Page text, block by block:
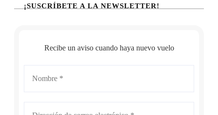
¡SUSCRÍBETE A LA NEWSLETTER!
Recibe un aviso cuando haya nuevo vuelo